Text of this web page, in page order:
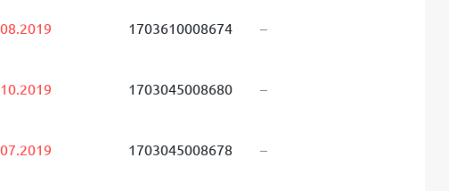
1703610008674 –
1703045008680 –
1703045008678 –